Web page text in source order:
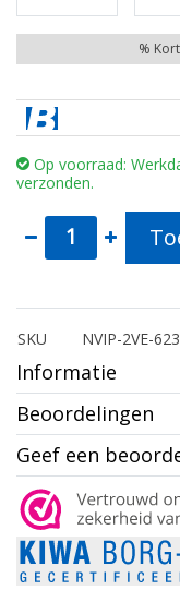
%
Op voorraad:
verzonden.
SKU NVIP-2VE-
Informatie
Beoordelingen
Geef een